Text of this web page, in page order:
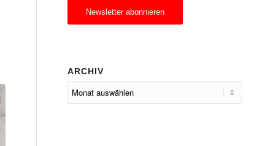
Newsletter abonnieren
ARCHIV